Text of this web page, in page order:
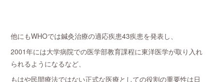
他にもWHOでは鍼灸治療の適応疾患43疾患を発表し、
2001年には大学病院での医学部教育課程に東洋医学が取り入れ
られるようになるなど、
もはや民間療法ではない正式な医療としての役割の重要性は日